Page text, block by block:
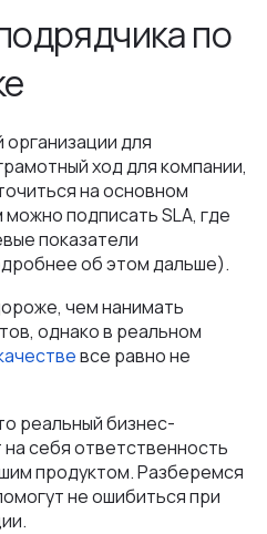
по
для
ход для компании,
на основном
подписать SLA, где
показатели
об этом дальше).
чем нанимать
однако в реальном
все равно не
реальный бизнес-
себя ответственность
продуктом. Разберемся
не ошибиться при